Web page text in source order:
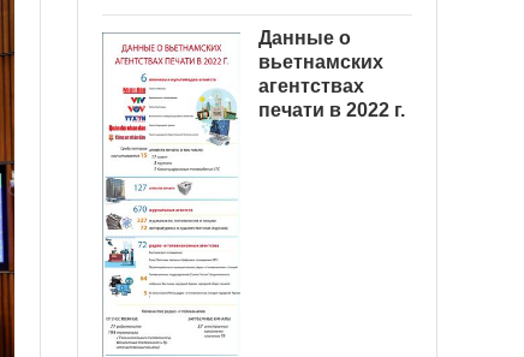
Данные о
вьетнамских
агентствах
печати в 2022 г.